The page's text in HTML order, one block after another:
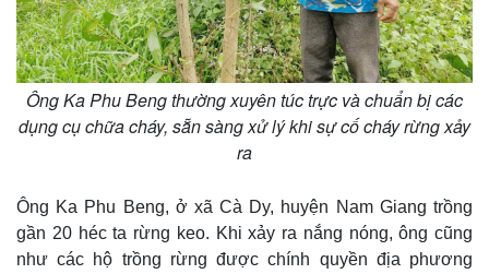
Ông Ka Phu Beng thường xuyên túc trực và chuẩn bị các
dụng cụ chữa cháy, sẵn sàng xử lý khi sự cố cháy rừng xảy
ra
Ông Ka Phu Beng, ở xã Cà Dy, huyện Nam Giang trồng
gần 20 héc ta rừng keo. Khi xảy ra nắng nóng, ông cũng
như các hộ trồng rừng được chính quyền địa phương